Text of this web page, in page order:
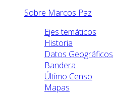
Sobre Marcos Paz
Ejes temáticos
Historia
Datos Geográficos
Bandera
Último Censo
Mapas